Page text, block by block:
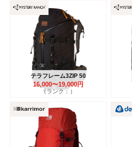
テラフレーム3ZIP 50
16,000〜19,000円
（ランク：）